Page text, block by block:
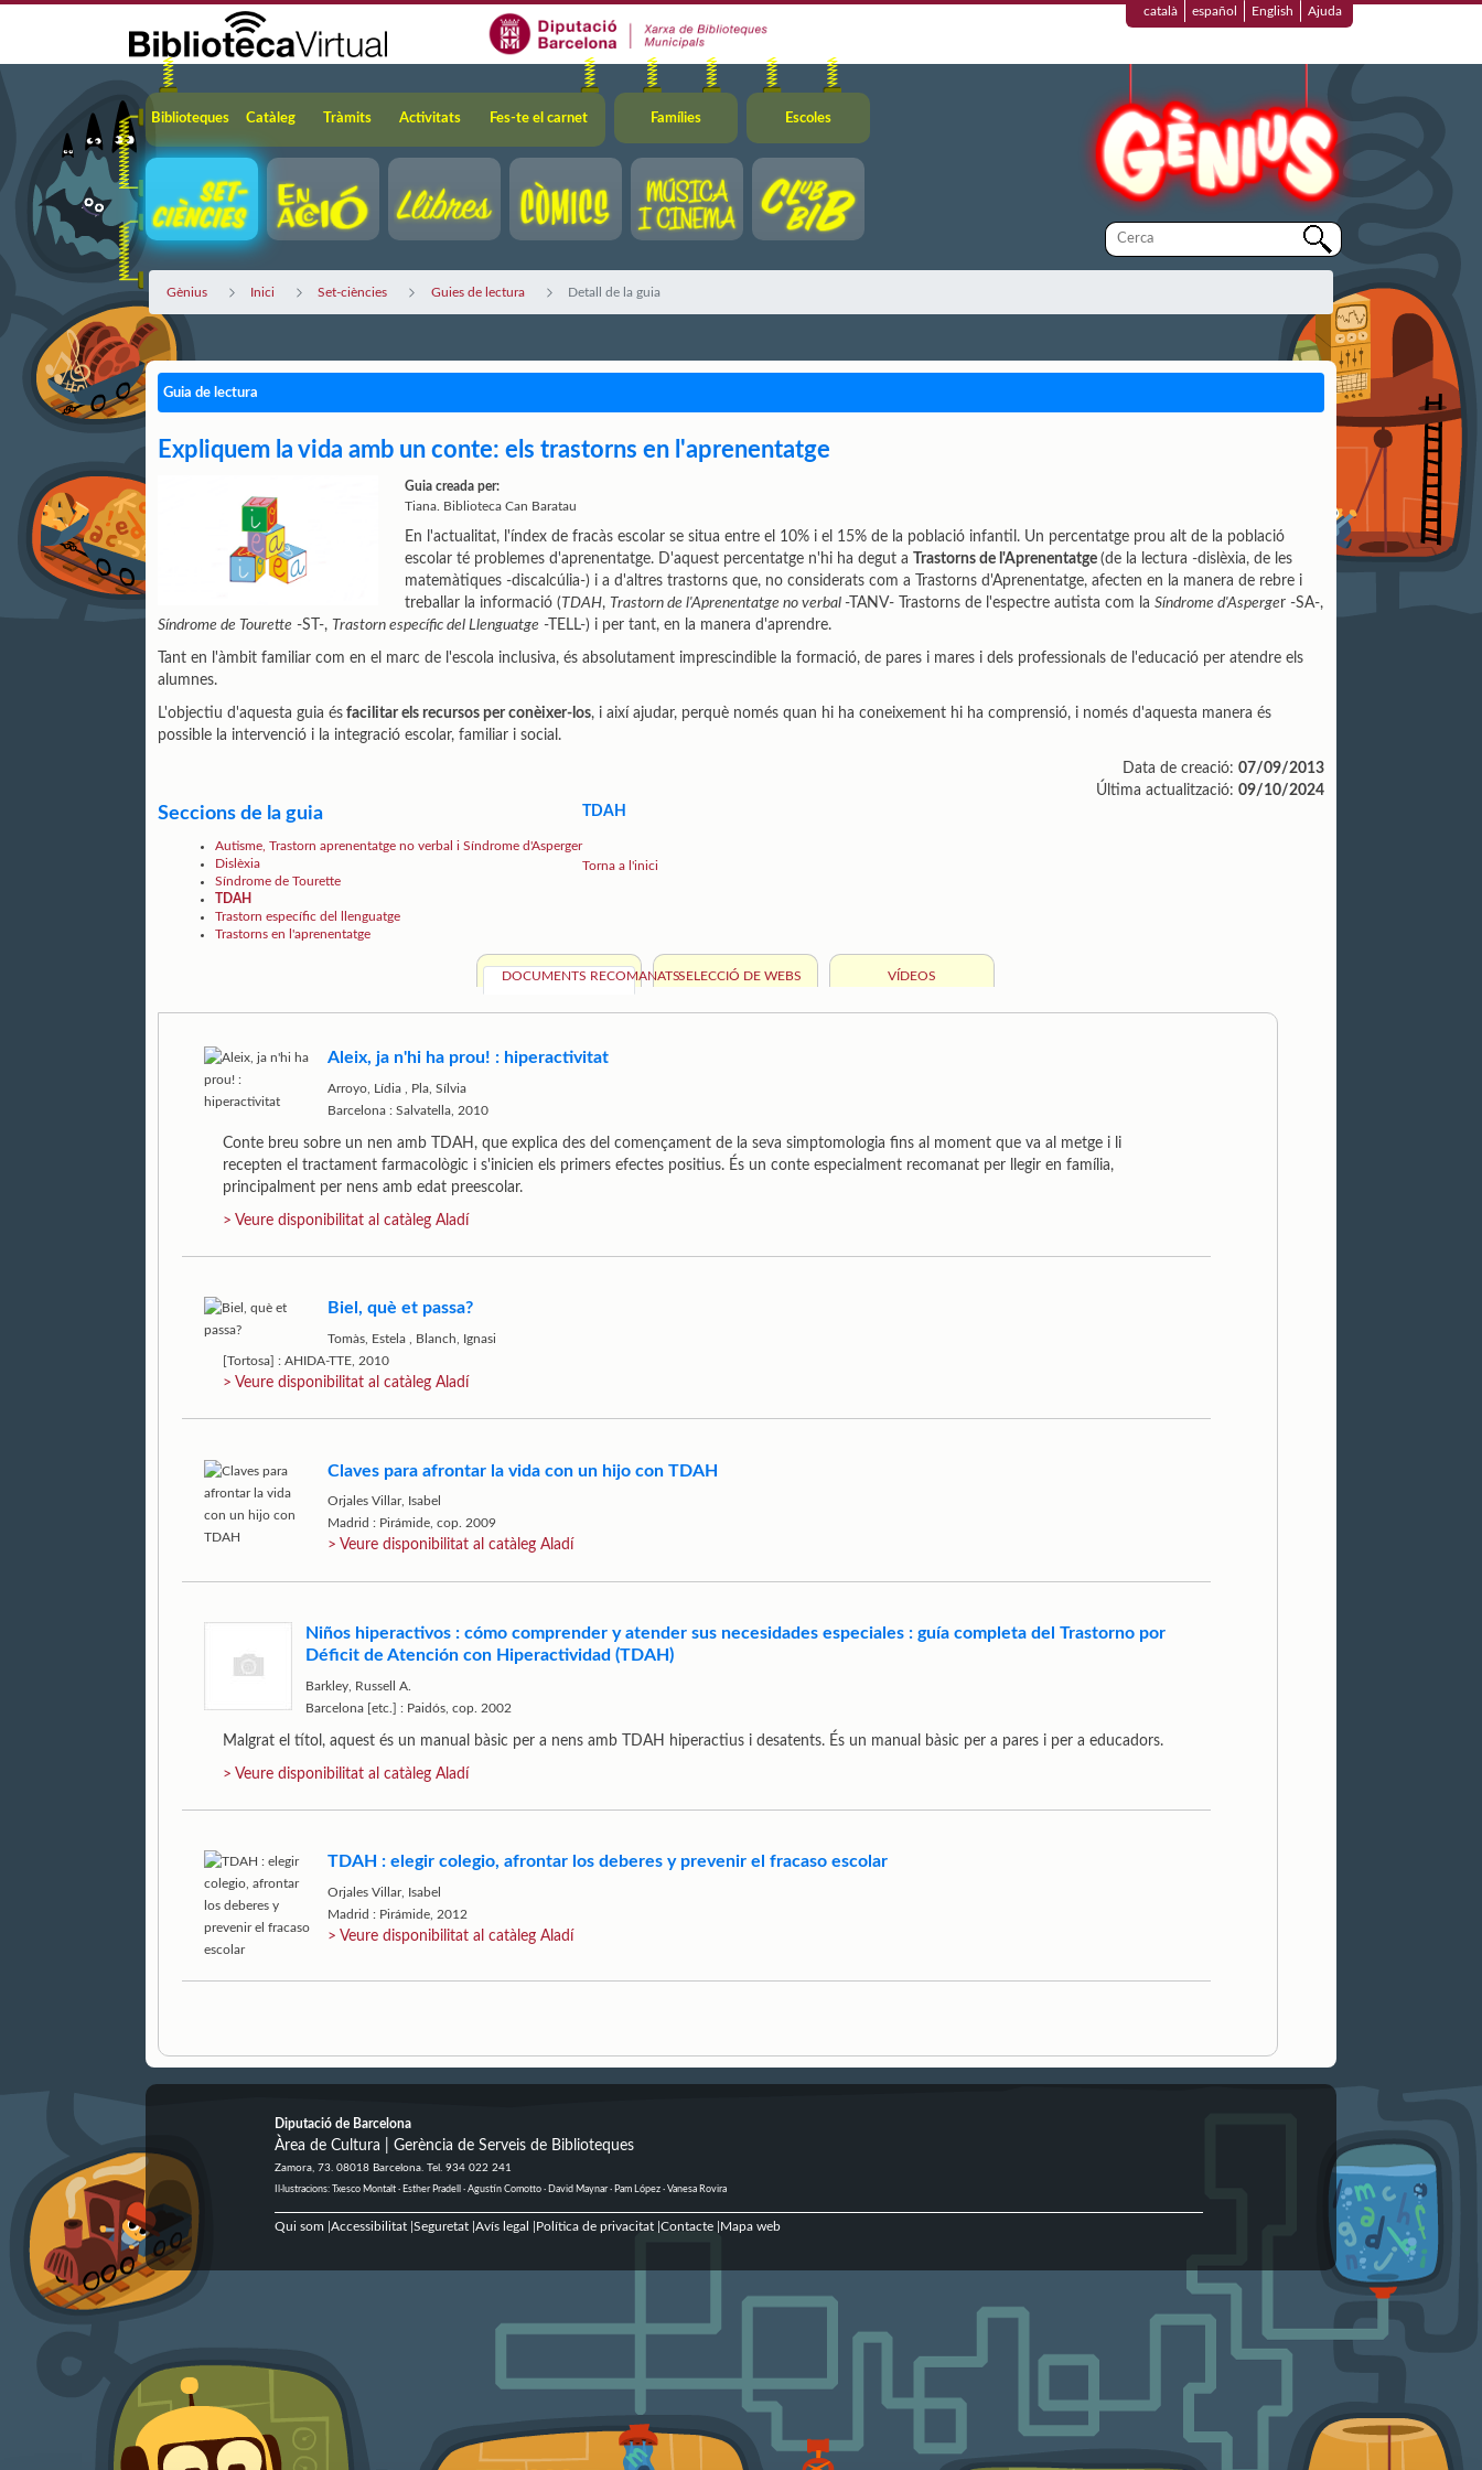
català español English Ajuda
Navegació
Biblioteques Catàleg Tràmits Activitats Fes-te el carnet Famílies Escoles
Gènius Inici Set-ciències Guies de lectura Detall de la guia
Guia de lectura
Expliquem la vida amb un conte: els trastorns en l'aprenentatge
Guia creada per:
Tiana. Biblioteca Can Baratau
En l'actualitat, l'índex de fracàs escolar se situa entre el 10% i el 15% de la població infantil. Un percentatge prou alt de la població
escolar té problemes d'aprenentatge. D'aquest percentatge n'hi ha degut a
Trastorns de l'Aprenentatge(de la lectura -dislèxia, de les
matemàtiques -discalcúlia-) i a d'altres trastorns que, no considerats com a Trastorns d'Aprenentatge, afecten en la manera de rebre i
treballar la informació ( TDAH, Trastorn de l'Aprenentatge no verbal -TANV- Trastorns de l'espectre autista com laSíndrome d'Asperger -SA-,
Síndrome de Tourette -ST-, Trastorn específic del Llenguatge -TELL-) i per tant, en la manera d'aprendre.
Tant en l'àmbit familiar com en el marc de l'escola inclusiva, és absolutament imprescindible la formació, de pares i mares i dels professionals de l'educació per atendre els
alumnes.
L'objectiu d'aquesta guia és facilitar els recursos per conèixer-los, i així ajudar, perquè només quan hi ha coneixement hi ha comprensió, i només d'aquesta manera és
possible la intervenció i la integració escolar, familiar i social.
Data de creació: 07/09/2013
Última actualització: 09/10/2024
Seccions de la guia
Autisme, Trastorn aprenentatge no verbal i Síndrome d'Asperger
Dislèxia
Síndrome de Tourette
TDAH
Trastorn específic del llenguatge
Trastorns en l'aprenentatge
TDAH
DOCUMENTS RECOMANATSSELECCIÓ DE WEBS VÍDEOS
Aleix, ja n'hi ha prou! : hiperactivitat
Arroyo, Lídia
Pla, Sílvia
Barcelona : Salvatella, 2010
Conte breu sobre un nen amb TDAH, que explica des del començament de la seva simptomologia fins al moment que va al metge i li
recepten el tractament farmacològic i s'inicien els primers efectes positius. És un conte especialment recomanat per llegir en família,
principalment per nens amb edat preescolar.
> Veure disponibilitat al catàleg Aladí
Biel, què et passa?
Tomàs, Estela
Blanch, Ignasi
[Tortosa] : AHIDA-TTE, 2010
> Veure disponibilitat al catàleg Aladí
Claves para afrontar la vida con un hijo con TDAH
Orjales Villar, Isabel
Madrid : Pirámide, cop. 2009
> Veure disponibilitat al catàleg Aladí
Niños hiperactivos : cómo comprender y atender sus necesidades especiales : guía completa del Trastorno por
Déficit de Atención con Hiperactividad (TDAH)
Barkley, Russell A.
Barcelona [etc.] : Paidós, cop. 2002
Malgrat el títol, aquest és un manual bàsic per a nens amb TDAH hiperactius i desatents. És un manual bàsic per a pares i per a educadors.
> Veure disponibilitat al catàleg Aladí
TDAH : elegir colegio, afrontar los deberes y prevenir el fracaso escolar
Orjales Villar, Isabel
Madrid : Pirámide, 2012
> Veure disponibilitat al catàleg Aladí
Torna a l'inici
Diputació de Barcelona
Àrea de Cultura | Gerència de Serveis de Biblioteques
Zamora, 73. 08018 Barcelona. Tel. 934 022 241
Il·lustracions: Txesco Montalt · Esther Pradell · Agustín Comotto · David Maynar · Pam López · Vanesa Rovira
Qui som Accessibilitat| Seguretat| Avís legal Política de privacitat| Contacte| Mapa web